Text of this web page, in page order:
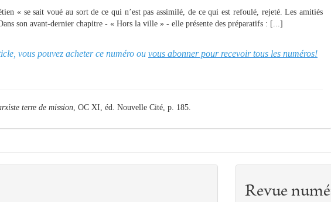
« se sait voué au sort de ce qui n’est pas assimilé, de ce qui est refoulé, rejeté. Les amitiés
son avant‑dernier chapitre ‑ « Hors la ville » ‑ elle présente des préparatifs : [...]
vous pouvez acheter ce numéro ou vous abonner pour recevoir tous les numéros!
terre de mission, OC XI, éd. Nouvelle Cité, p. 185.
Revue